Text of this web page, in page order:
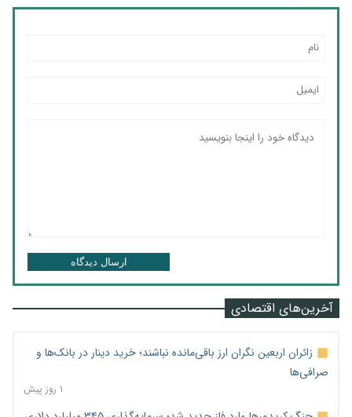
ارسال دیدگاه
آخرین‌های اقتصادی
زائران اربعین نگران ارز باقی‌مانده نباشند؛ خرید دینار در بانک‌ها و
صرافی‌ها
۱ روز پیش